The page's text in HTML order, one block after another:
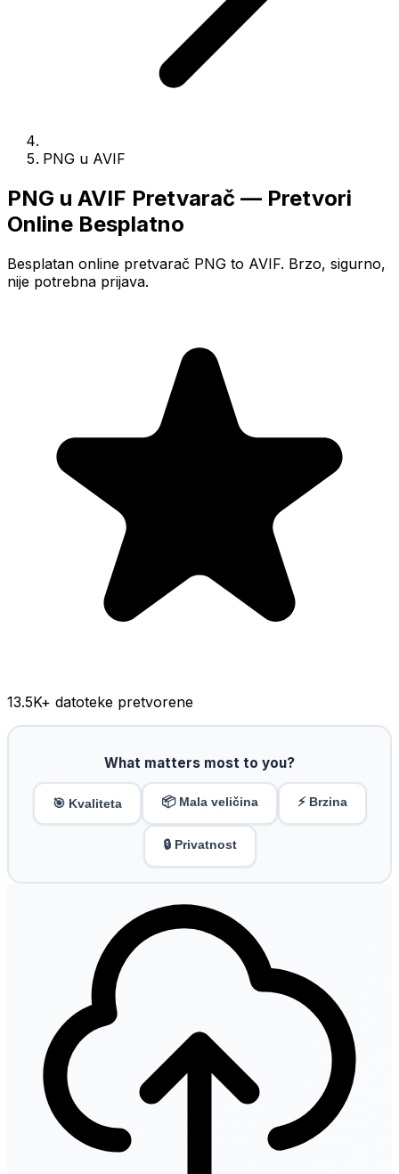
PNG u AVIF
PNG u AVIF Pretvarač — Pretvori
Online Besplatno
Besplatan online pretvarač PNG to AVIF. Brzo, sigurno,
nije potrebna prijava.
13.5K+ datoteke pretvorene
What matters most to you?
🎯 Kvaliteta 📦 Mala veličina ⚡ Brzina
🔒 Privatnost